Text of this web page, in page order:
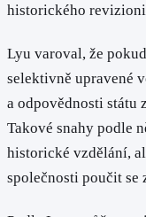
historického
Lyu varoval, že
selektivně upravené
a odpovědnosti státu
Takové snahy podle
historické vzdělání,
společnosti poučit se